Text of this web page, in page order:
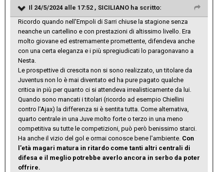
Il 24/5/2024 alle 17:52 , SICILIANO ha scritto:
Ricordo quando nell'Empoli di Sarri chiuse la stagione senza
neanche un cartellino e con prestazioni di altissimo livello. Era
molto giovane ed estremamente promettente, difendeva anche
con una certa eleganza e i più spregiudicati lo paragonavano a
Nesta.
Le prospettive di crescita non si sono realizzato, un titolare da
Juventus non lo è mai diventato ed ha pure pagato qualche
critica in più per quanto ci si attendeva irrealisticamente da lui.
Quando sono mancati i titolari (ricordo ad esempio Chiellini
contro l'Ajax) la differenza si è sentita tutta. Come alternativa,
quarto centrale in una Juve molto forte o terzo in una meno
competitiva su tutte le competizioni, può però benissimo starci.
Ha anche il vizio del gol e ormai conosce bene l'ambiente. Con
l'età magari matura in ritardo come tanti altri centrali di
difesa e il meglio potrebbe averlo ancora in serbo da poter
offrire.